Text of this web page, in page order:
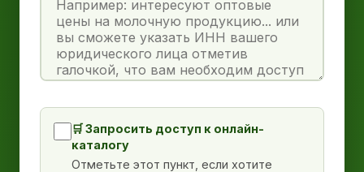
🛒 Запросить доступ к онлайн-
каталогу
Отметьте этот пункт, если хотите